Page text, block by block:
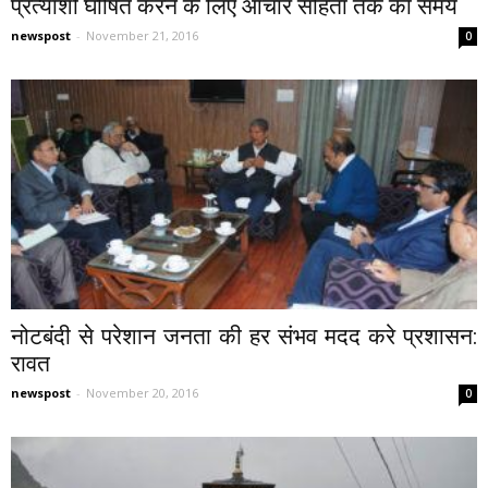
प्रत्याशी घोषित करने के लिए आचार संहिता तक का समय
newspost - November 21, 2016 0
नोटबंदी से परेशान जनता की हर संभव मदद करे प्रशासन:
रावत
newspost - November 20, 2016 0